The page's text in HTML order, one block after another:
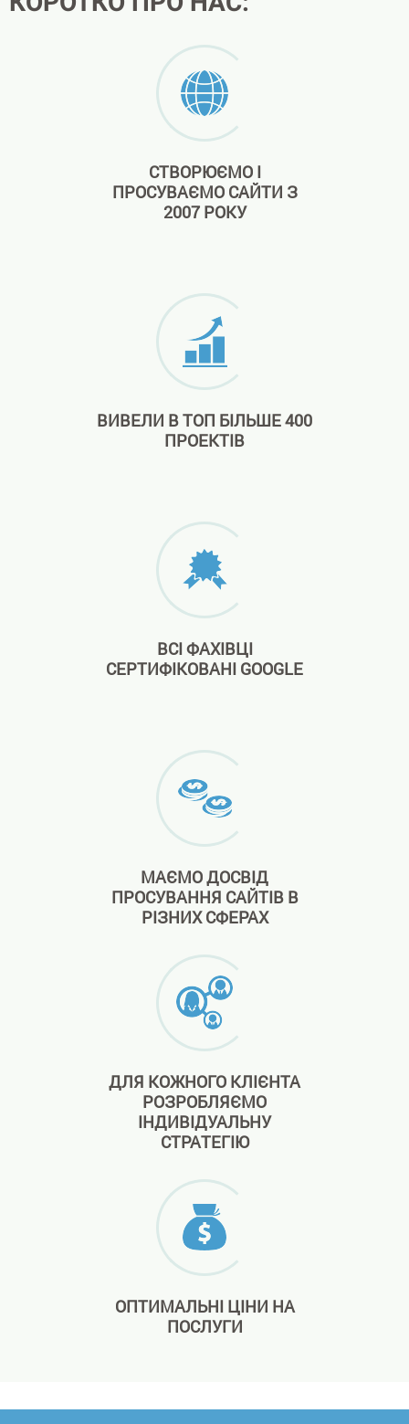
СТВОРЮЄМО І
ПРОСУВАЄМО САЙТИ З
2007 РОКУ
ВИВЕЛИ В ТОП БІЛЬШЕ 400
ПРОЕКТІВ
ВСІ ФАХІВЦІ
СЕРТИФІКОВАНІ GOOGLE
МАЄМО ДОСВІД
ПРОСУВАННЯ САЙТІВ В
РІЗНИХ СФЕРАХ
ДЛЯ КОЖНОГО КЛІЄНТА
РОЗРОБЛЯЄМО
ІНДИВІДУАЛЬНУ
СТРАТЕГІЮ
ОПТИМАЛЬНІ ЦІНИ НА
ПОСЛУГИ